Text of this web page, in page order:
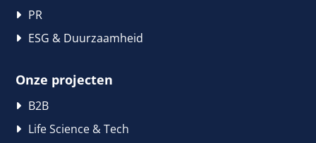
PR
ESG & Duurzaamheid
Onze projecten
B2B
Life Science & Tech